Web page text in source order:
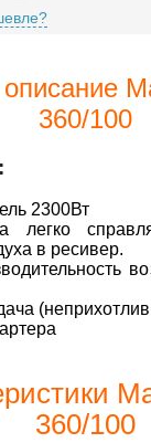
описание
360/100
2300Вт
легко
в ресивер.
360/100